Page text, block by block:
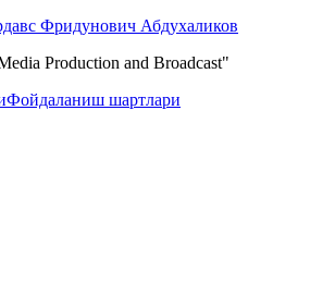
Фридунович Абдухаликов
Production and Broadcast"
Фойдаланиш шартлари